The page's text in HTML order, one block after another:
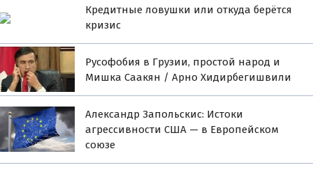
Кредитные ловушки или откуда берётся
кризис
Русофобия в Грузии, простой народ и
Мишка Саакян / Арно Хидирбегишвили
Александр Запольскис: Истоки
агрессивности США — в Европейском
союзе